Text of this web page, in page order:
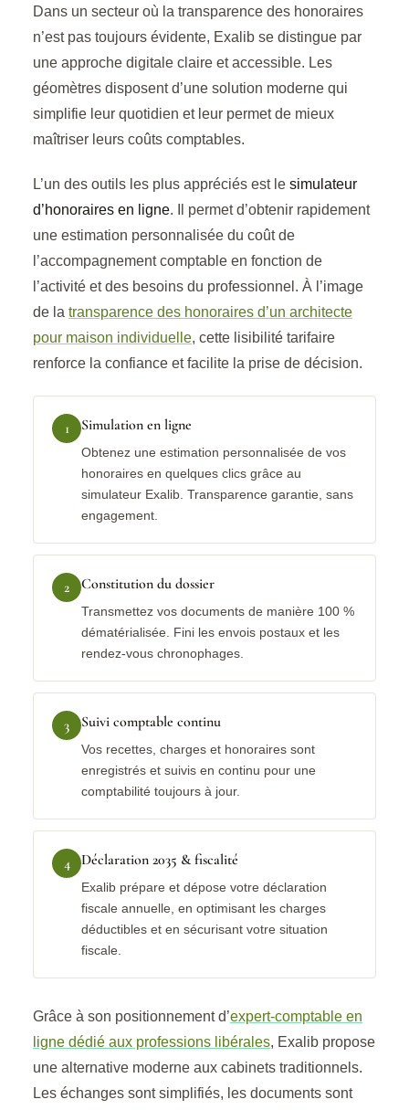
Dans un secteur où la transparence des honoraires
n’est pas toujours évidente, Exalib se distingue par
une approche digitale claire et accessible. Les
géomètres disposent d’une solution moderne qui
simplifie leur quotidien et leur permet de mieux
maîtriser leurs coûts comptables.
L’un des outils les plus appréciés est le simulateur
d’honoraires en ligne. Il permet d’obtenir rapidement
une estimation personnalisée du coût de
l’accompagnement comptable en fonction de
l’activité et des besoins du professionnel. À l’image
de la transparence des honoraires d’un architecte
pour maison individuelle, cette lisibilité tarifaire
renforce la confiance et facilite la prise de décision.
1 Simulation en ligne
Obtenez une estimation personnalisée de vos
honoraires en quelques clics grâce au
simulateur Exalib. Transparence garantie, sans
engagement.
2 Constitution du dossier
Transmettez vos documents de manière 100 %
dématérialisée. Fini les envois postaux et les
rendez-vous chronophages.
3 Suivi comptable continu
Vos recettes, charges et honoraires sont
enregistrés et suivis en continu pour une
comptabilité toujours à jour.
4 Déclaration 2035 & fiscalité
Exalib prépare et dépose votre déclaration
fiscale annuelle, en optimisant les charges
déductibles et en sécurisant votre situation
fiscale.
Grâce à son positionnement d’expert-comptable en
ligne dédié aux professions libérales, Exalib propose
une alternative moderne aux cabinets traditionnels.
Les échanges sont simplifiés, les documents sont